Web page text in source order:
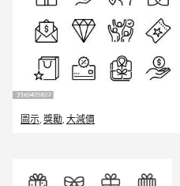
圖示, 獎勵, 大減價